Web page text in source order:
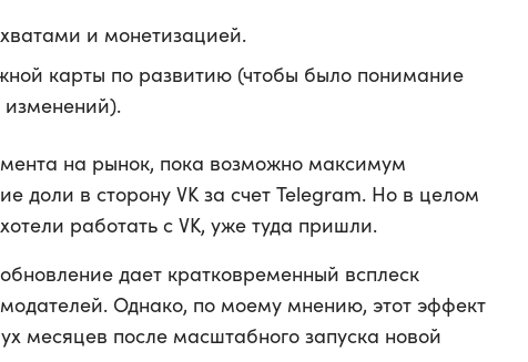
и монетизацией.
карты по развитию (чтобы было понимание
изменений).
на рынок, пока возможно максимум
доли в сторону VK за счет Telegram. Но в целом
работать с VK, уже туда пришли.
дает кратковременный всплеск
Однако, по моему мнению, этот эффект
месяцев после масштабного запуска новой